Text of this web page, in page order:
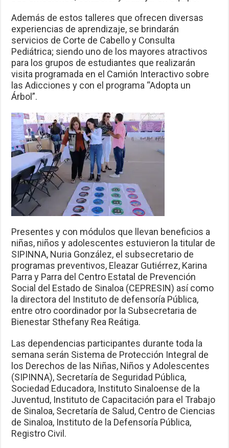
Además de estos talleres que ofrecen diversas
experiencias de aprendizaje, se brindarán
servicios de Corte de Cabello y Consulta
Pediátrica; siendo uno de los mayores atractivos
para los grupos de estudiantes que realizarán
visita programada en el Camión Interactivo sobre
las Adicciones y con el programa “Adopta un
Árbol”.
Presentes y con módulos que llevan beneficios a
niñas, niños y adolescentes estuvieron la titular de
SIPINNA, Nuria González, el subsecretario de
programas preventivos, Eleazar Gutiérrez, Karina
Parra y Parra del Centro Estatal de Prevención
Social del Estado de Sinaloa (CEPRESIN) así como
la directora del Instituto de defensoría Pública,
entre otro coordinador por la Subsecretaria de
Bienestar Sthefany Rea Reátiga.
Las dependencias participantes durante toda la
semana serán Sistema de Protección Integral de
los Derechos de las Niñas, Niños y Adolescentes
(SIPINNA), Secretaría de Seguridad Pública,
Sociedad Educadora, Instituto Sinaloense de la
Juventud, Instituto de Capacitación para el Trabajo
de Sinaloa, Secretaría de Salud, Centro de Ciencias
de Sinaloa, Instituto de la Defensoría Pública,
Registro Civil.